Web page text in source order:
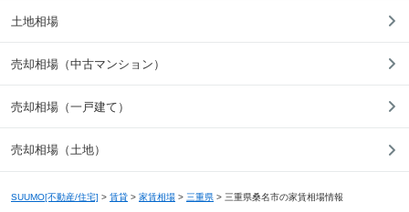
土地相場
売却相場（中古マンション）
売却相場（一戸建て）
売却相場（土地）
SUUMO[不動産/住宅] > 賃貸 > 家賃相場 > 三重県 > 三重県桑名市の家賃相場情報